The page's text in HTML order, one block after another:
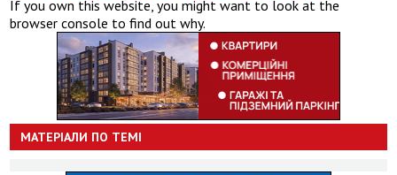
If you own this website, you might want to look at the
browser console to find out why.
МАТЕРІАЛИ ПО ТЕМІ